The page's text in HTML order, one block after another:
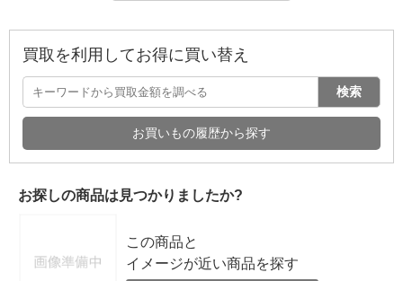
買取を利用してお得に買い替え
検索
お買いもの履歴から探す
お探しの商品は見つかりましたか?
この商品と
イメージが近い商品を探す